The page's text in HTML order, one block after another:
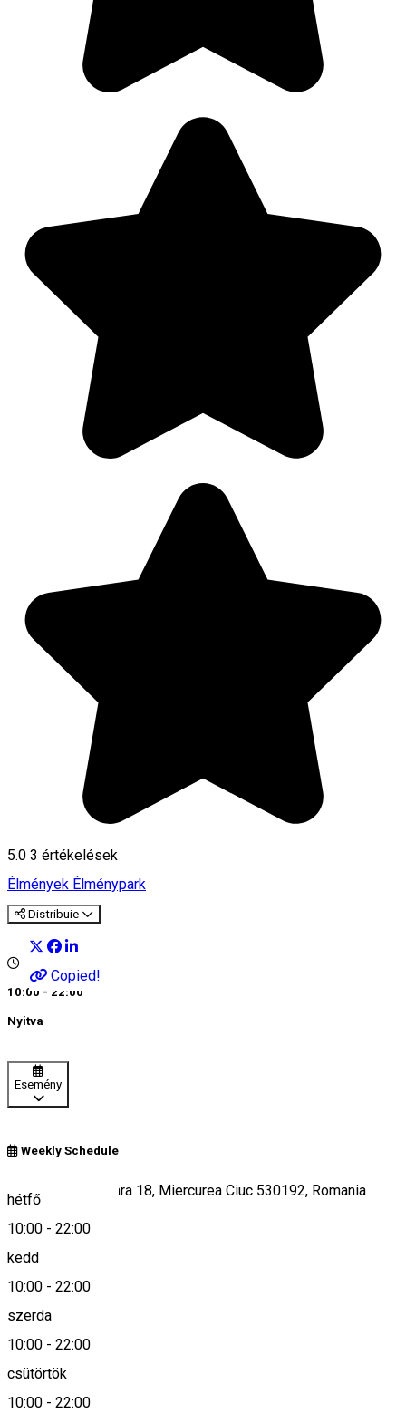
5.0 3 értékelések
Élmények Élménypark
Distribuie
Copied!
10:00 - 22:00
Nyitva
Esemény
Weekly Schedule
hétfő
10:00 - 22:00
kedd
10:00 - 22:00
szerda
10:00 - 22:00
csütörtök
10:00 - 22:00
Iancu de Hunedoara 18, Miercurea Ciuc 530192, Romania
Keresd térképen